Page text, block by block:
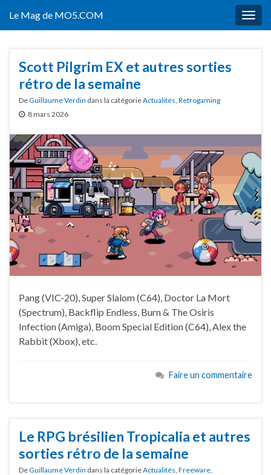
Le Mag de MO5.COM
Scott Pilgrim EX et autres sorties
rétro de la semaine
DeGuillaume Verdin dans la catégorieActualités, Retrogaming
8 mars 2026
Pang (VIC-20), Super Slalom (C64), Doctor La Mort
(Spectrum), Backflip Endless, Burn & The Osiris
Infection (Amiga), Boom Special Edition (C64), Alex the
Rabbit (Xbox), etc.
Faire un commentaire
Le RPG brésilien Tropicalia et autres
sorties rétro de la semaine
DeGuillaume Verdin dans la catégorieActualités Freeware